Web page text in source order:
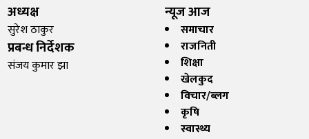
अध्यक्ष
सुरेश ठाकुर
प्रबन्ध निर्देशक
संजय कुमार झा
न्यूज आज
समाचार
राजनिती
शिक्षा
खेलकुद
विचार/ब्लग
कृषि
स्वास्थ्य